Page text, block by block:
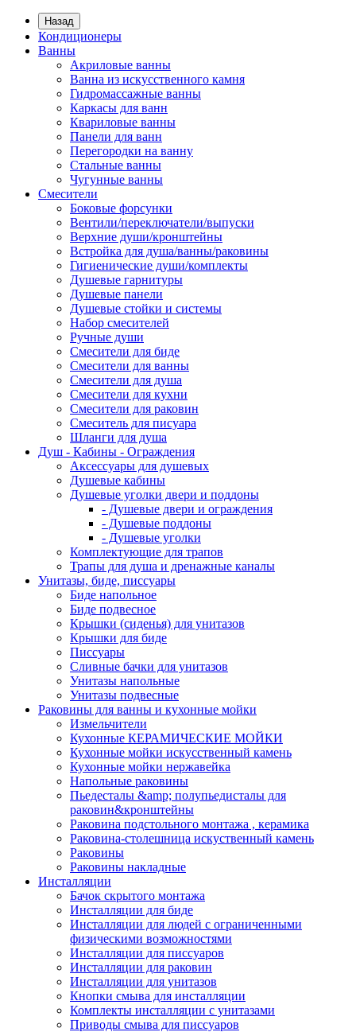
Назад
Кондиционеры
Ванны
Акриловые ванны
Ванна из искусственного камня
Гидромассажные ванны
Каркасы для ванн
Квариловые ванны
Панели для ванн
Перегородки на ванну
Стальные ванны
Чугунные ванны
Смесители
Боковые форсунки
Вентили/переключатели/выпуски
Верхние души/кронштейны
Встройка для душа/ванны/раковины
Гигиенические души/комплекты
Душевые гарнитуры
Душевые панели
Душевые стойки и системы
Набор смесителей
Ручные души
Смесители для биде
Смесители для ванны
Смесители для душа
Смесители для кухни
Смесители для раковин
Смеситель для писуара
Шланги для душа
Душ - Кабины - Ограждения
Аксессуары для душевых
Душевые кабины
Душевые уголки двери и поддоны
- Душевые двери и ограждения
- Душевые поддоны
- Душевые уголки
Комплектующие для трапов
Трапы для душа и дренажные каналы
Унитазы, биде, писсуары
Биде напольное
Биде подвесное
Крышки (сиденья) для унитазов
Крышки для биде
Писсуары
Сливные бачки для унитазов
Унитазы напольные
Унитазы подвесные
Раковины для ванны и кухонные мойки
Измельчители
Кухонные КЕРАМИЧЕСКИЕ МОЙКИ
Кухонные мойки искусственный камень
Кухонные мойки нержавейка
Напольные раковины
Пьедесталы &amp; полупьедисталы для
раковин&кронштейны
Раковина подстольного монтажа , керамика
Раковина-столешница искуственный камень
Раковины
Раковины накладные
Инсталляции
Бачок скрытого монтажа
Инсталляции для биде
Инсталляции для людей с ограниченными
физическими возможностями
Инсталляции для писсуаров
Инсталляции для раковин
Инсталляции для унитазов
Кнопки смыва для инсталляции
Комплекты инсталляции с унитазами
Приводы смыва для писсуаров